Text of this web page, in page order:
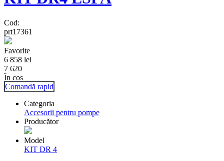
Cod:
prt17361
Favorite
6 858 lei
7 620
În coș
Comandă rapid
Categoria
Accesorii pentru pompe
Producător
Model
KIT DR 4